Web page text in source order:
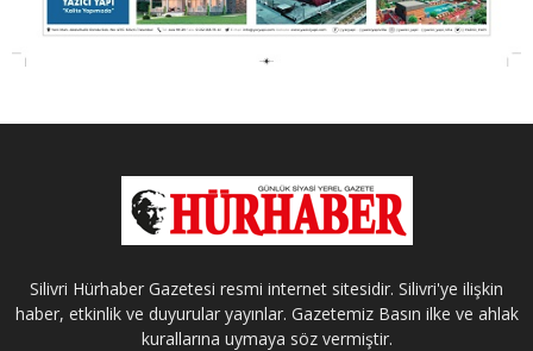
Silivri Hürhaber Gazetesi resmi internet sitesidir. Silivri'ye ilişkin
haber, etkinlik ve duyurular yayınlar. Gazetemiz Basın ilke ve ahlak
kurallarına uymaya söz vermiştir.